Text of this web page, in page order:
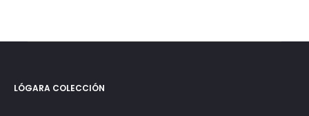
LÓGARA COLECCIÓN